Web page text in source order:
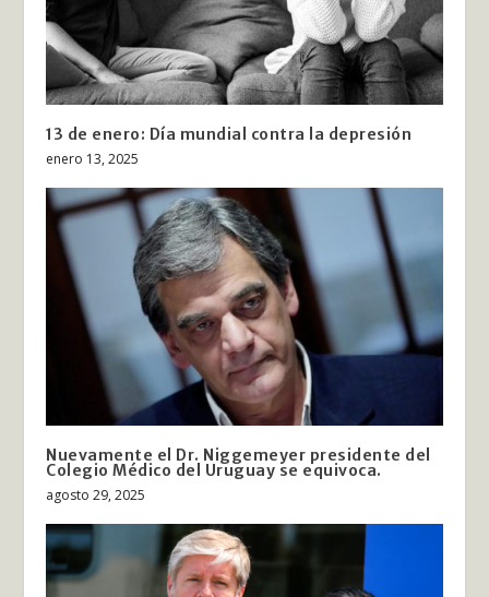
13 de enero: Día mundial contra la depresión
enero 13, 2025
Nuevamente el Dr. Niggemeyer presidente del
Colegio Médico del Uruguay se equivoca.
agosto 29, 2025